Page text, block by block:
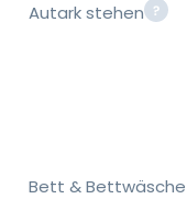
Autark stehen
Bett & Bettwäsche